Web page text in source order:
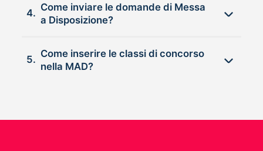
4.
Come inviare le domande di Messa
a Disposizione?
5.
Come inserire le classi di concorso
nella MAD?